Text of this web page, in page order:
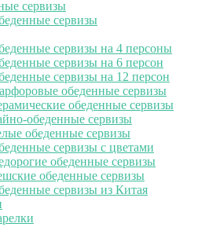
сервизы
сервизы
сервизы на 4 персоны
сервизы на 6 персон
сервизы на 12 персон
обеденные сервизы
обеденные сервизы
обеденные сервизы
обеденные сервизы
сервизы с цветами
обеденные сервизы
обеденные сервизы
сервизы из Китая